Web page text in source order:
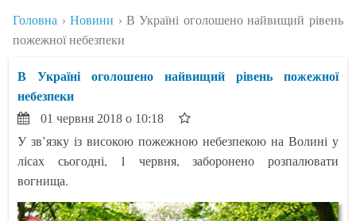
КОНТАКТИ
Головна Новини
В Україні оголошено найвищий рівень
пожежної небезпеки
В Україні оголошено найвищий рівень пожежної
небезпеки
01 червня 2018 о 10:18
У зв’язку із високою пожежною небезпекою на Волині у
лісах сьогодні, 1 червня, заборонено розпалювати
вогнища.